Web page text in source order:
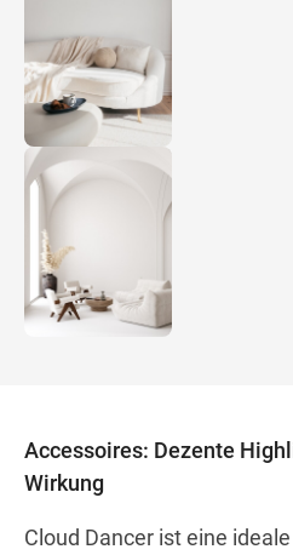
Accessoires: Dezente
Wirkung
Cloud Dancer ist eine